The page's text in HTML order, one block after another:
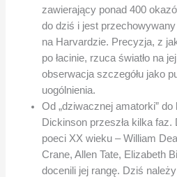
zawierający ponad 400
do dziś i jest
na Harvardzie. Precyzja, z
po łacinie, rzuca światło na
obserwacja szczegółu jako
uogólnienia.
Od „dziwacznej amatorki”
Dickinson przeszła kilka
poeci XX wieku – William
Crane, Allen Tate, Elizabeth
docenili jej rangę. Dziś należy